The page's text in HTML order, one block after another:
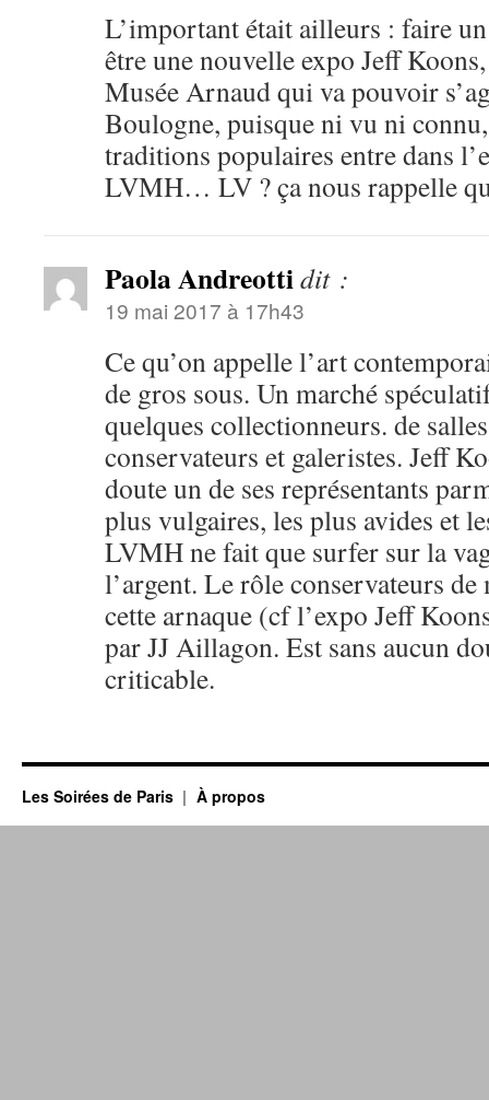
L’important était ailleurs : faire
être une nouvelle expo Jeff
Musée Arnaud qui va pouvoir
Boulogne, puisque ni vu ni
traditions populaires entre dans
LVMH… LV ? ça nous rappelle
Paola Andreottidit :
19 mai 2017 à 17h43
Ce qu’on appelle l’art
de gros sous. Un marché
quelques collectionneurs. de
conservateurs et galeristes. Jeff
doute un de ses représentants
plus vulgaires, les plus avides et
LVMH ne fait que surfer sur la
l’argent. Le rôle conservateurs de
cette arnaque (cf l’expo Jeff
par JJ Aillagon. Est sans aucun
criticable.
Les Soirées de Paris À propos